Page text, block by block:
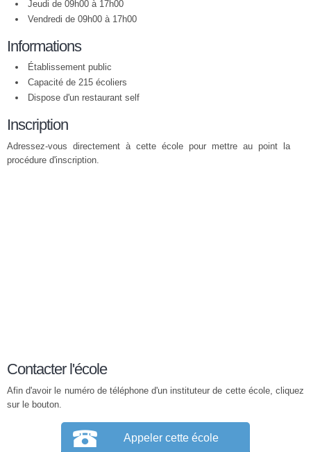
Jeudi de 09h00 à 17h00
Vendredi de 09h00 à 17h00
Informations
Établissement public
Capacité de 215 écoliers
Dispose d'un restaurant self
Inscription
Adressez-vous directement à cette école pour mettre au point la
procédure d'inscription.
Contacter l'école
Afin d'avoir le numéro de téléphone d'un instituteur de cette école, cliquez
sur le bouton.
Appeler cette école